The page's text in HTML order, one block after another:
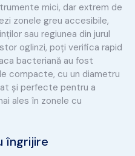
mici, dar extrem de
zonele greu accesibile,
sau regiunea din jurul
oglinzi, poți verifica rapid
bacteriană au fost
compacte, cu un diametru
și perfecte pentru a
ales în zonele cu
îngrijire